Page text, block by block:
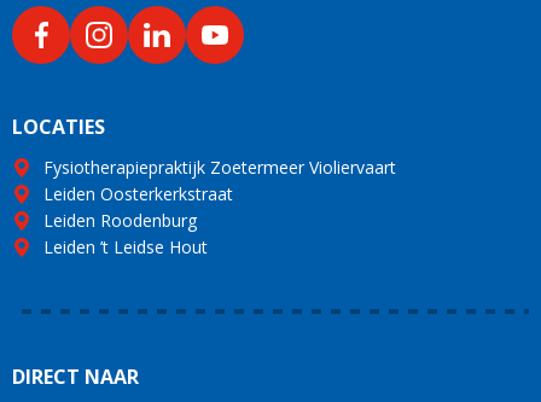
LOCATIES
Fysiotherapiepraktijk Zoetermeer Violiervaart
Leiden Oosterkerkstraat
Leiden Roodenburg
Leiden ’t Leidse Hout
DIRECT NAAR